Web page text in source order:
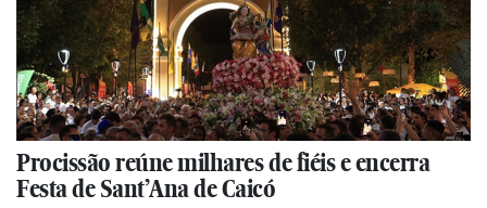
Procissão reúne milhares de fiéis e encerra
Festa de Sant’Ana de Caicó